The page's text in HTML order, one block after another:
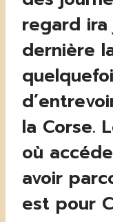
regard ira
dernière
la Corse.
où
avoir
est pour